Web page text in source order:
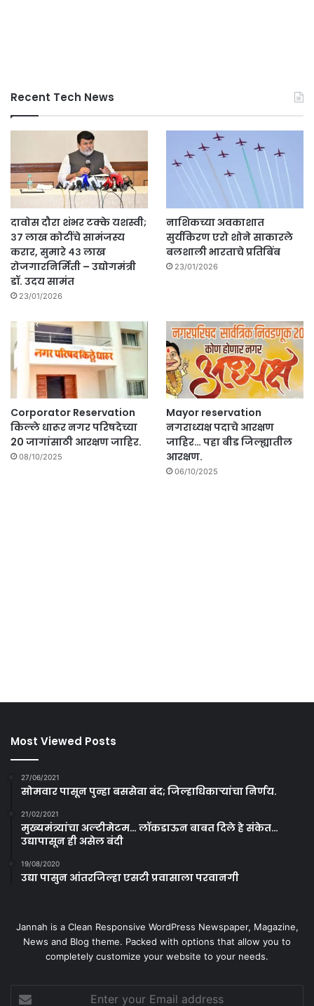
Recent Tech News
दावोस दौरा शंभर टक्के यशस्वी;
३७ लाख कोटींचे सामंजस्य
करार, सुमारे ४३ लाख
रोजगारनिर्मिती – उद्योगमंत्री
डॉ. उदय सामंत
23/01/2026
नाशिकच्या अवकाशात
सुर्यकिरण एरो शोने साकारले
बलशाली भारताचे प्रतिबिंब
23/01/2026
Corporator Reservation
किल्ले धारूर नगर परिषदेच्या
20 जागांसाठी आरक्षण जाहिर.
08/10/2025
Mayor reservation
नगराध्यक्ष पदाचे आरक्षण
जाहिर… पहा बीड जिल्ह्यातील
आरक्षण.
06/10/2025
Most Viewed Posts
27/06/2021
सोमवार पासून पुन्हा बससेवा बंद; जिल्हाधिकाऱ्यांचा निर्णय.
21/02/2021
मुख्यमंत्र्यांचा अल्टीमेटम… लॉकडाऊन बाबत दिले हे संकेत…
उद्यापासून ही असेल बंदी
19/08/2020
उद्या पासुन आंतरजिल्हा एसटी प्रवासाला परवानगी
Jannah is a Clean Responsive WordPress Newspaper, Magazine,
News and Blog theme. Packed with options that allow you to
completely customize your website to your needs.
Enter